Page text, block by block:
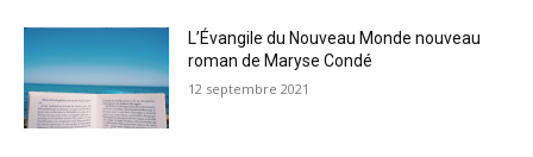
L’Évangile du Nouveau Monde nouveau
roman de Maryse Condé
12 septembre 2021